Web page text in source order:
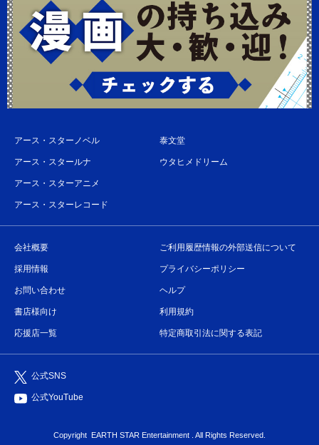
アース・スターノベル
アース・スタールナ
アース・スターアニメ
アース・スターレコード
泰文堂
ウタヒメドリーム
会社概要
採用情報
お問い合わせ
書店様向け
応援店一覧
ご利用履歴情報の外部送信について
プライバシーポリシー
ヘルプ
利用規約
特定商取引法に関する表記
公式SNS
公式YouTube
Copyright EARTH STAR Entertainment . All Rights Reserved.